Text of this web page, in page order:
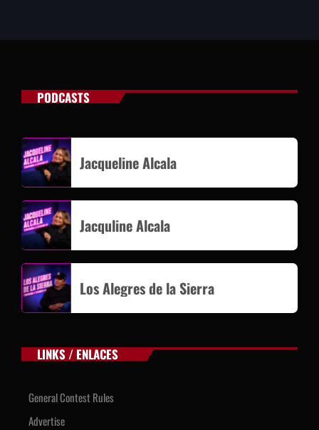
PODCASTS
Jacqueline Alcala
Jacquline Alcala
Los Alegres de la Sierra
LINKS / ENLACES
General Contest Rules
Advertise